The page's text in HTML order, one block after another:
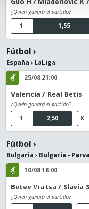
¿Quién ganará el partido?
1,55
1
Fútbol ›
España › LaLiga
25/08 21:00
Valencia / Real Betis
¿Quién ganará el partido?
2,50
1 X
Fútbol ›
Bulgaria › Bulgaria -
10/08 18:00
Botev Vratsa / Slavia
¿Quién ganará el partido?